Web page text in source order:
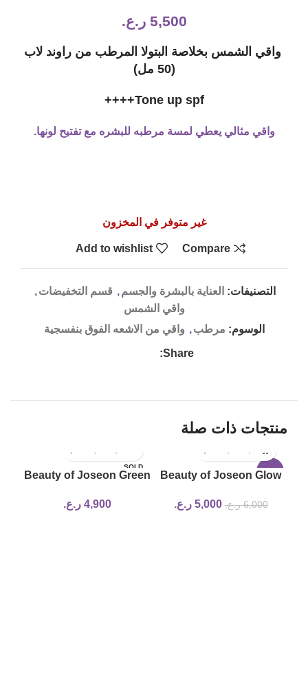
5,500 ر.ع.
واقي الشمس بخلاصة البتولا المرطب من راوند لاب
(50 مل)
Tone up spf++++
واقي مثالي يعطي لمسة مرطبه للبشره مع تفتيح لونها.
غير متوفر في المخزون
Compare
Add to wishlist
التصنيفات: العناية بالبشرة والجسم , قسم التخفيضات ,
واقي الشمس
الوسوم: مرطب , واقي من الاشعه الفوق بنفسجية
Share:
منتجات ذات صلة
-17%
Beauty of Joseon Glow
Niacinamide 30ml
6,000 ر.ع. 5,000 ر.ع.
SOLD
OUT
Beauty of Joseon Green
Cleanser 100ml
4,900 ر.ع.